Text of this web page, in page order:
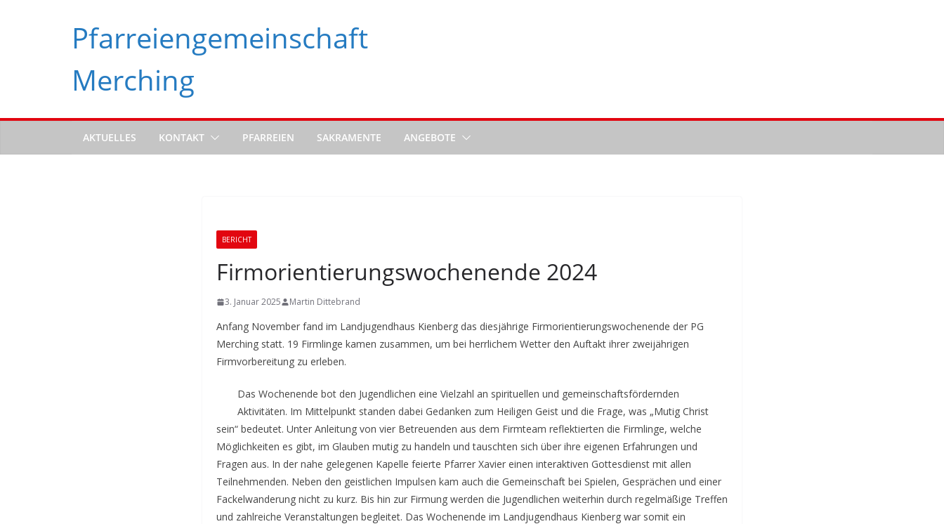
Pfarreiengemeinschaft
Merching
AKTUELLES KONTAKT PFARREIEN SAKRAMENTE ANGEBOTE
BERICHT
Firmorientierungswochenende 2024
3. Januar 2025 Martin Dittebrand
Anfang November fand im Landjugendhaus Kienberg das diesjährige Firmorientierungswochenende der PG
Merching statt. 19 Firmlinge kamen zusammen, um bei herrlichem Wetter den Auftakt ihrer zweijährigen
Firmvorbereitung zu erleben.
Das Wochenende bot den Jugendlichen eine Vielzahl an spirituellen und gemeinschaftsfördernden
Aktivitäten. Im Mittelpunkt standen dabei Gedanken zum Heiligen Geist und die Frage, was „Mutig Christ
sein“ bedeutet. Unter Anleitung von vier Betreuenden aus dem Firmteam reflektierten die Firmlinge, welche
Möglichkeiten es gibt, im Glauben mutig zu handeln und tauschten sich über ihre eigenen Erfahrungen und
Fragen aus. In der nahe gelegenen Kapelle feierte Pfarrer Xavier einen interaktiven Gottesdienst mit allen
Teilnehmenden. Neben den geistlichen Impulsen kam auch die Gemeinschaft bei Spielen, Gesprächen und einer
Fackelwanderung nicht zu kurz. Bis hin zur Firmung werden die Jugendlichen weiterhin durch regelmäßige Treffen
und zahlreiche Veranstaltungen begleitet. Das Wochenende im Landjugendhaus Kienberg war somit ein